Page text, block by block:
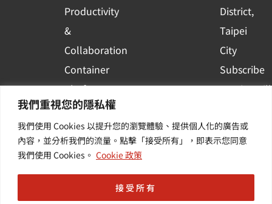
我們重視您的隱私權
我們使用 Cookies 以提升您的瀏覽體驗、提供個人化的廣告或
內容，並分析我們的流量。點擊「接受所有」，即表示您同意
我們使用 Cookies。 Cookie 政策
接受所有
Productivity
&
Collaboration
Container
Platform
Applications
Others /
Value-
District,
Taipei
City
Subscribe
to WingWill
the latest
event and